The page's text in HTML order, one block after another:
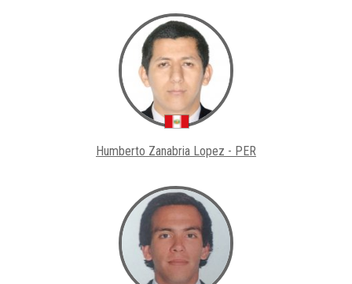
Humberto Zanabria Lopez - PER